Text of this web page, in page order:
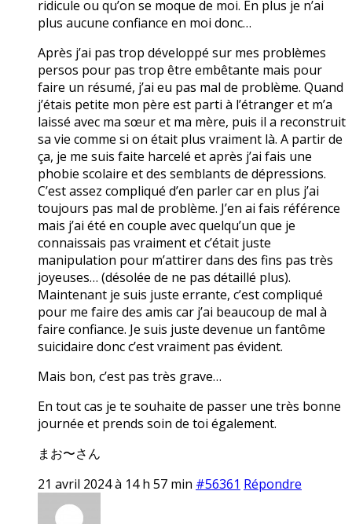
ridicule ou qu’on se moque de moi. En plus je n’ai
plus aucune confiance en moi donc…
Après j’ai pas trop développé sur mes problèmes
persos pour pas trop être embêtante mais pour
faire un résumé, j’ai eu pas mal de problème. Quand
j’étais petite mon père est parti à l’étranger et m’a
laissé avec ma sœur et ma mère, puis il a reconstruit
sa vie comme si on était plus vraiment là. A partir de
ça, je me suis faite harcelé et après j’ai fais une
phobie scolaire et des semblants de dépressions.
C’est assez compliqué d’en parler car en plus j’ai
toujours pas mal de problème. J’en ai fais référence
mais j’ai été en couple avec quelqu’un que je
connaissais pas vraiment et c’était juste
manipulation pour m’attirer dans des fins pas très
joyeuses… (désolée de ne pas détaillé plus).
Maintenant je suis juste errante, c’est compliqué
pour me faire des amis car j’ai beaucoup de mal à
faire confiance. Je suis juste devenue un fantôme
suicidaire donc c’est vraiment pas évident.
Mais bon, c’est pas très grave…
En tout cas je te souhaite de passer une très bonne
journée et prends soin de toi également.
まお〜さん
21 avril 2024 à 14 h 57 min #56361 Répondre